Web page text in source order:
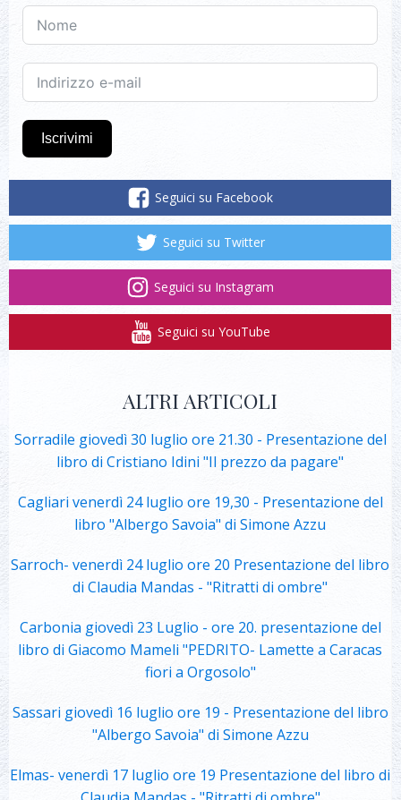
Iscrivimi
Seguici su Facebook
Seguici su Twitter
Seguici su Instagram
Seguici su YouTube
ALTRI ARTICOLI
Sorradile giovedì 30 luglio ore 21.30 - Presentazione del
libro di Cristiano Idini "Il prezzo da pagare"
Cagliari venerdì 24 luglio ore 19,30 - Presentazione del
libro "Albergo Savoia" di Simone Azzu
Sarroch- venerdì 24 luglio ore 20 Presentazione del libro
di Claudia Mandas - "Ritratti di ombre"
Carbonia giovedì 23 Luglio - ore 20. presentazione del
libro di Giacomo Mameli "PEDRITO- Lamette a Caracas
fiori a Orgosolo"
Sassari giovedì 16 luglio ore 19 - Presentazione del libro
"Albergo Savoia" di Simone Azzu
Elmas- venerdì 17 luglio ore 19 Presentazione del libro di